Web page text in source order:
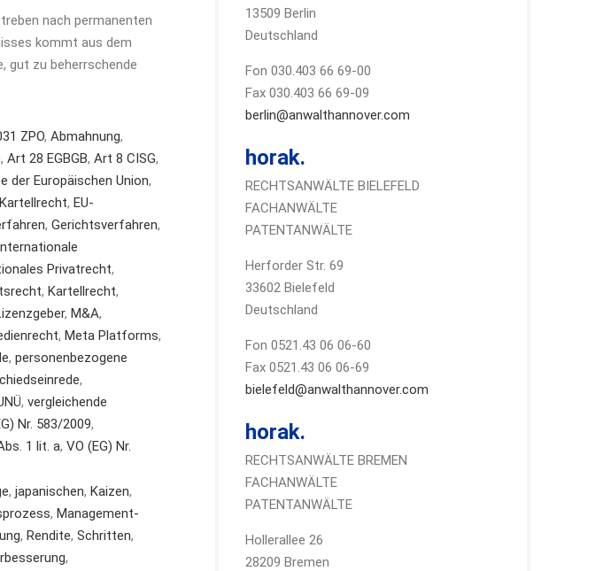
nach permanenten
kommt aus dem
gut zu beherrschende
ZPO, Abmahnung,
, Art 28 EGBGB, Art 8 CISG,
der Europäischen Union,
, EU-
, Gerichtsverfahren,
Privatrecht,
, Kartellrecht,
, M&A,
, Meta Platforms,
, personenbezogene
,
, vergleichende
Nr. 583/2009,
1 lit. a, VO (EG) Nr.
, japanischen, Kaizen,
, Management-
, Rendite, Schritten,
,
13509 Berlin
Deutschland
Fon 030.403 66 69-00
Fax 030.403 66 69-09
berlin@anwalthannover.com
horak.
RECHTSANWÄLTE BIELEFELD
FACHANWÄLTE
PATENTANWÄLTE
Herforder Str. 69
33602 Bielefeld
Deutschland
Fon 0521.43 06 06-60
Fax 0521.43 06 06-69
bielefeld@anwalthannover.com
horak.
RECHTSANWÄLTE BREMEN
FACHANWÄLTE
PATENTANWÄLTE
Hollerallee 26
28209 Bremen